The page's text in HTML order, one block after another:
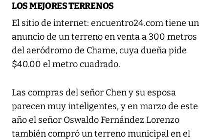
LOS MEJORES TERRENOS
El sitio de internet: encuentro24.com tiene un
anuncio de un terreno en venta a 300 metros
del aeródromo de Chame, cuya dueña pide
$40.00 el metro cuadrado.
Las compras del señor Chen y su esposa
parecen muy inteligentes, y en marzo de este
año el señor Oswaldo Fernández Lorenzo
también compró un terreno municipal en el